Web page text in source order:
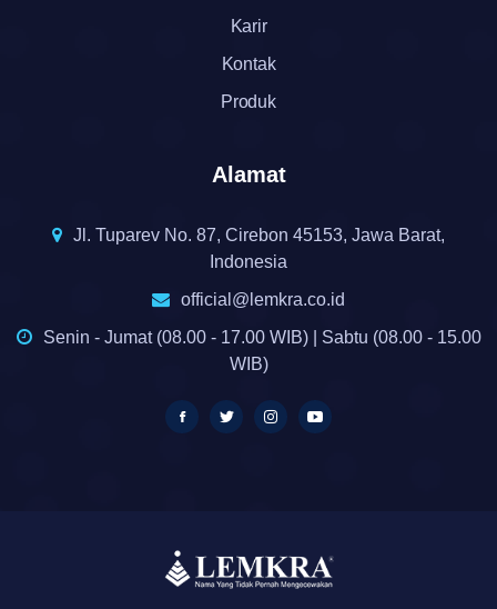
Karir
Kontak
Produk
Alamat
Jl. Tuparev No. 87, Cirebon 45153, Jawa Barat,
Indonesia
official@lemkra.co.id
Senin - Jumat (08.00 - 17.00 WIB) | Sabtu (08.00 - 15.00
WIB)